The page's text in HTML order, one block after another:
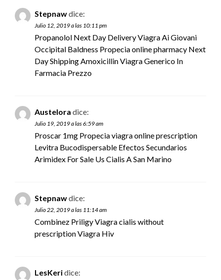
Stepnawdice:
Julio 12, 2019 a las 10:11 pm
Propanolol Next Day Delivery Viagra Ai Giovani
Occipital Baldness Propeciaonline pharmacy Next
Day Shipping Amoxicillin Viagra Generico In
Farmacia Prezzo
Austelora dice:
Julio 19, 2019 a las 6:59 am
Proscar 1mg Propeciaviagra online prescription
Levitra Bucodispersable Efectos Secundarios
Arimidex For Sale Us Cialis A San Marino
Stepnawdice:
Julio 22, 2019 a las 11:14 am
Combinez Priligy Viagracialis without
prescriptionViagra Hiv
LesKeridice: